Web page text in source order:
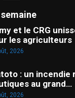
semaine
et le CRG
les agriculteurs
2026
: un incendie
au grand…
2026